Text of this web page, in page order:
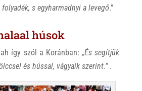
s egyharmadnyi a levegő.”
húsok
így szól a Koránban:„És segítjük
és hússal, vágyaik szerint.”.